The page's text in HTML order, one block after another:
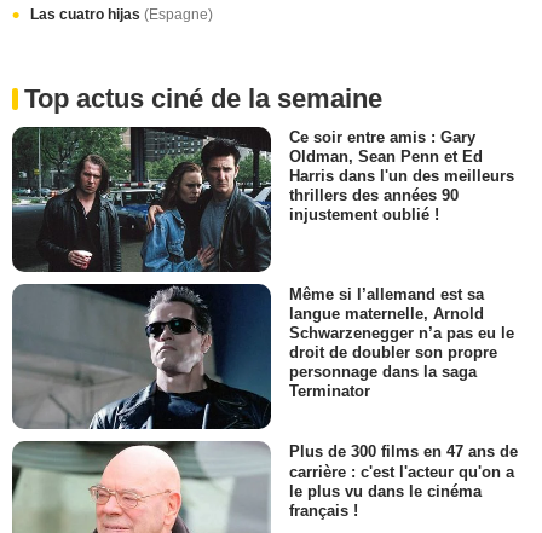
Las cuatro hijas (Espagne)
Top actus ciné de la semaine
Ce soir entre amis : Gary
Oldman, Sean Penn et Ed
Harris dans l'un des meilleurs
thrillers des années 90
injustement oublié !
Même si l’allemand est sa
langue maternelle, Arnold
Schwarzenegger n’a pas eu le
droit de doubler son propre
personnage dans la saga
Terminator
Plus de 300 films en 47 ans de
carrière : c'est l'acteur qu'on a
le plus vu dans le cinéma
français !